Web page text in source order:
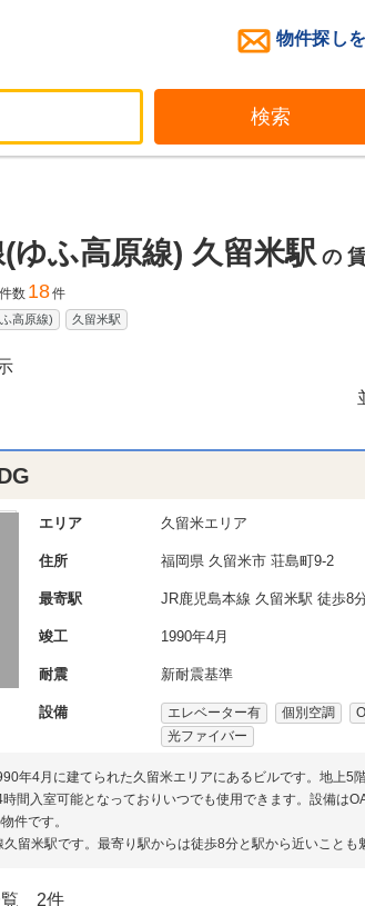
物件探し
検索
ゆふ高原線) 久留米駅 の
数 18件
高原線) 久留米駅
エリア 久留米エリア
住所 福岡県 久留米市荘島町9-2
最寄駅 JR鹿児島本線 久留米駅 徒歩8
竣工 1990年4月
耐震 新耐震基準
設備 エレベーター有 個別空調
光ファイバー
年4月に建てられた久留米エリアにあるビルです。地上5
間入室可能となっておりいつでも使用できます。設備は
件です。
留米駅です。最寄り駅からは徒歩8分と駅から近いことも
覧 2件